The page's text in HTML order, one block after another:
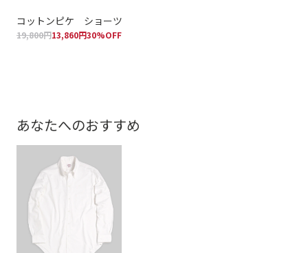
コットンピケ ショーツ
19,800円13,860円30%OFF
あなたへのおすすめ